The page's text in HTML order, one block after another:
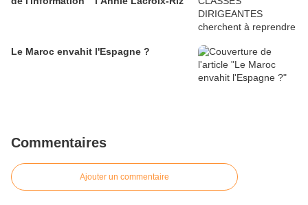
Le Maroc envahit l'Espagne ?
Commentaires
Ajouter un commentaire